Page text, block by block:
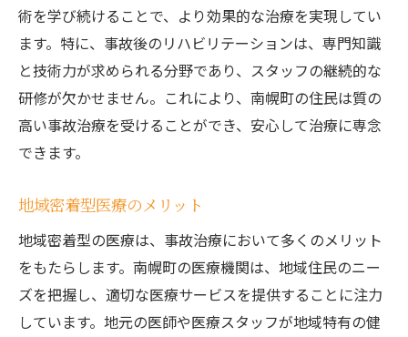
術を学び続けることで、より効果的な治療を実現してい
ます。特に、事故後のリハビリテーションは、専門知識
と技術力が求められる分野であり、スタッフの継続的な
研修が欠かせません。これにより、南幌町の住民は質の
高い事故治療を受けることができ、安心して治療に専念
できます。
地域密着型医療のメリット
地域密着型の医療は、事故治療において多くのメリット
をもたらします。南幌町の医療機関は、地域住民のニー
ズを把握し、適切な医療サービスを提供することに注力
しています。地元の医師や医療スタッフが地域特有の健